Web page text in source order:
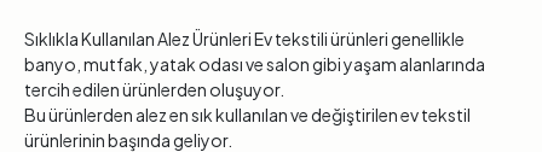
Sıklıkla Kullanılan Alez Ürünleri Ev tekstili ürünleri genellikle
banyo, mutfak, yatak odası ve salon gibi yaşam alanlarında
tercih edilen ürünlerden oluşuyor.
Bu ürünlerden alez en sık kullanılan ve değiştirilen ev tekstil
ürünlerinin başında geliyor.